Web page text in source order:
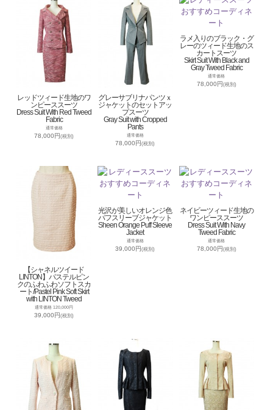
レッドツィード生地のワ
ンピーススーツ
Dress Suit With Red Tweed
Fabric
通常価格
78,000円(税別)
グレーサブリナパンツｘ
ジャケットのセットアッ
プスーツ
Gray Suit with Cropped
Pants
通常価格
78,000円(税別)
ラメ入りのブラック・グ
レーのツィード生地のス
カートスーツ
Skirt Suit With Black and
Gray Tweed Fabric
通常価格
78,000円(税別)
【シャネルツイード
LINTON】パステルピン
クのふわふわソフトスカ
ート/Pastel Pink Soft Skirt
with LINTON Tweed
通常価格 120,000円
39,000円(税別)
光沢が美しいオレンジ色
パフスリーブジャケット
Sheen Orange Puff Sleeve
Jacket
通常価格
39,000円(税別)
ネイビーツィード生地の
ワンピーススーツ
Dress Suit With Navy
Tweed Fabric
通常価格
78,000円(税別)